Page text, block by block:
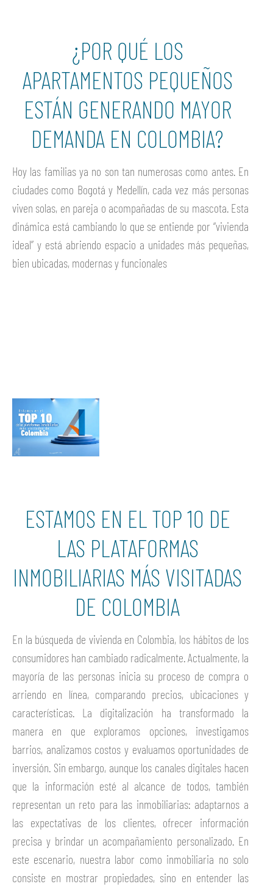
¿POR QUÉ LOS
APARTAMENTOS PEQUEÑOS
ESTÁN GENERANDO MAYOR
DEMANDA EN COLOMBIA?
Hoy las familias ya no son tan numerosas como antes. En
ciudades como Bogotá y Medellín, cada vez más personas
viven solas, en pareja o acompañadas de su mascota. Esta
dinámica está cambiando lo que se entiende por “vivienda
ideal” y está abriendo espacio a unidades más pequeñas,
bien ubicadas, modernas y funcionales
ESTAMOS EN EL TOP 10 DE
LAS PLATAFORMAS
INMOBILIARIAS MÁS VISITADAS
DE COLOMBIA
En la búsqueda de vivienda en Colombia, los hábitos de los
consumidores han cambiado radicalmente. Actualmente, la
mayoría de las personas inicia su proceso de compra o
arriendo en línea, comparando precios, ubicaciones y
características. La digitalización ha transformado la
manera en que exploramos opciones, investigamos
barrios, analizamos costos y evaluamos oportunidades de
inversión. Sin embargo, aunque los canales digitales hacen
que la información esté al alcance de todos, también
representan un reto para las inmobiliarias: adaptarnos a
las expectativas de los clientes, ofrecer información
precisa y brindar un acompañamiento personalizado. En
este escenario, nuestra labor como inmobiliaria no solo
consiste en mostrar propiedades, sino en entender las